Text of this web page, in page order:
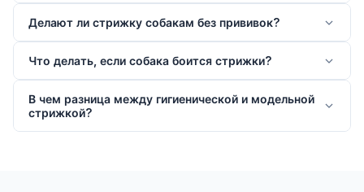
Делают ли стрижку собакам без прививок?
Что делать, если собака боится стрижки?
В чем разница между гигиенической и модельной
стрижкой?